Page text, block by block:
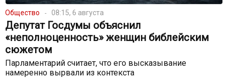
Общество 08:15, 6 августа
Депутат Госдумы объяснил
«неполноценность» женщин библейским
сюжетом
Парламентарий считает, что его высказывание
намеренно вырвали из контекста